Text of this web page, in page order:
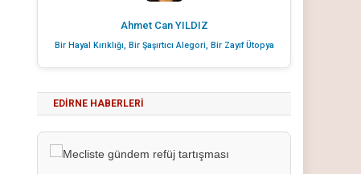
Ahmet Can YILDIZ
Bir Hayal Kırıklığı, Bir Şaşırtıcı Alegori, Bir Zayıf Ütopya
EDIRNE HABERLERI